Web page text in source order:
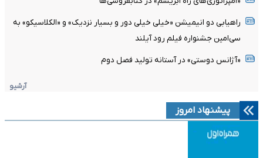
راهیابی دو انیمیشن «خیلی خیلی دور و بسیار نزدیک» و «الکلاسیکو» به
سی‌امین جشنواره فیلم رود آیلند
«آژانس دوستی» در آستانه تولید فصل دوم
آرشیو
پیشنهاد امروز